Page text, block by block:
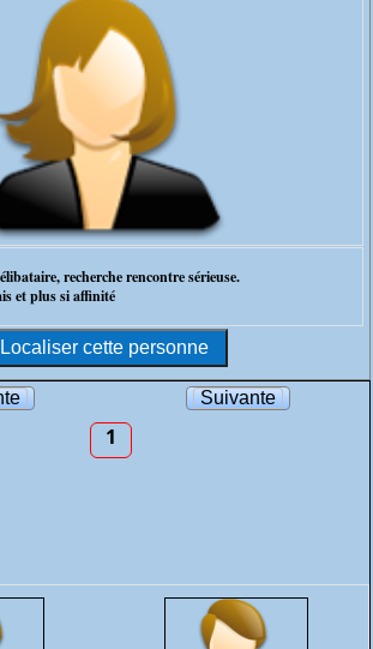
recherche rencontre sérieuse.
et plus si affinité
Suivante
1